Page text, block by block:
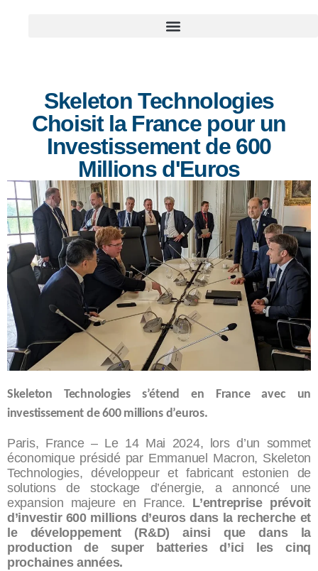
Skeleton Technologies
Choisit la France pour un
Investissement de 600
Millions d'Euros
Skeleton Technologies s’étend en France avec un
investissement de 600 millions d’euros.
Paris, France – Le 14 Mai 2024, lors d’un sommet
économique présidé par Emmanuel Macron, Skeleton
Technologies, développeur et fabricant estonien de
solutions de stockage d’énergie, a annoncé une
expansion majeure en France. L’entreprise prévoit
d’investir 600 millions d’euros dans la recherche et
le développement (R&D) ainsi que dans la
production de super batteries d’ici les cinq
prochaines années.